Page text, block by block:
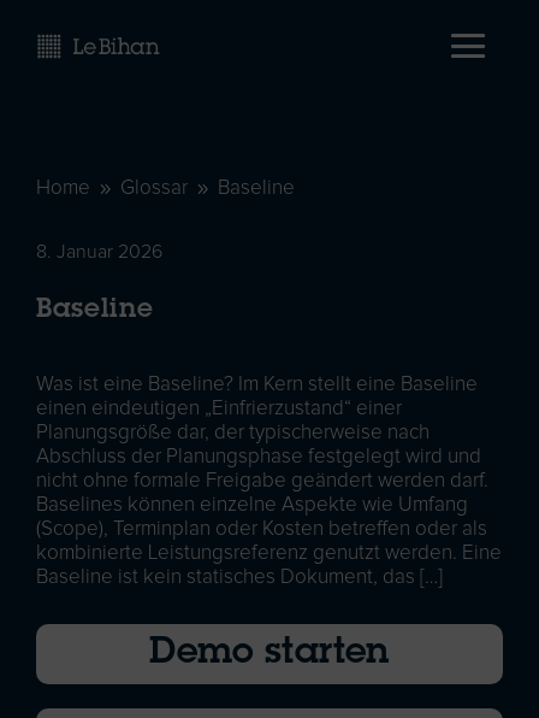
Home 9 Glossar 9 Baseline
8. Januar 2026
Baseline
Was ist eine Baseline? Im Kern stellt eine Baseline
einen eindeutigen „Einfrierzustand“ einer
Planungsgröße dar, der typischerweise nach
Abschluss der Planungsphase festgelegt wird und
nicht ohne formale Freigabe geändert werden darf.
Baselines können einzelne Aspekte wie Umfang
(Scope), Terminplan oder Kosten betreffen oder als
kombinierte Leistungsreferenz genutzt werden. Eine
Baseline ist kein statisches Dokument, das […]
Demo starten